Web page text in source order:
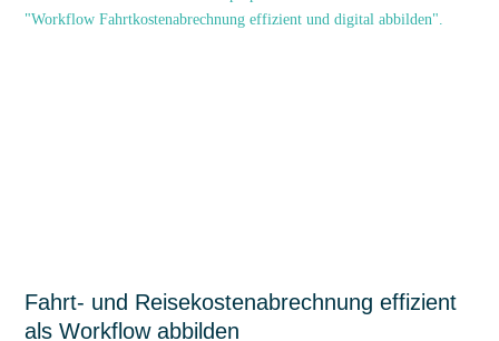
Fahrt- und Reisekostenabrechnung effizient
als Workflow abbilden